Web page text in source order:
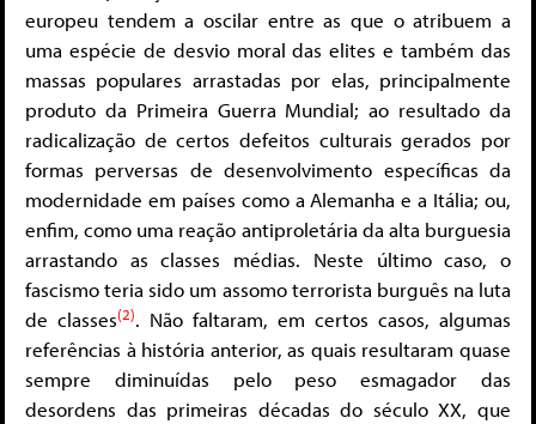
europeu tendem a oscilar entre as que o atribuem a
uma espécie de desvio moral das elites e também das
massas populares arrastadas por elas, principalmente
produto da Primeira Guerra Mundial; ao resultado da
radicalização de certos defeitos culturais gerados por
formas perversas de desenvolvimento específicas da
modernidade em países como a Alemanha e a Itália; ou,
enfim, como uma reação antiproletária da alta burguesia
arrastando as classes médias. Neste último caso, o
fascismo teria sido um assomo terrorista burguês na luta
de classes(2). Não faltaram, em certos casos, algumas
referências à história anterior, as quais resultaram quase
sempre diminuídas pelo peso esmagador das
desordens das primeiras décadas do século XX, que